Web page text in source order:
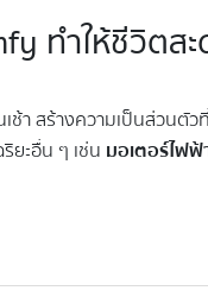
ทำให้ชีวิตส
ช้า สร้างความเป็นส่วน
ะอื่น ๆ เช่น มอเตอร์ไฟ